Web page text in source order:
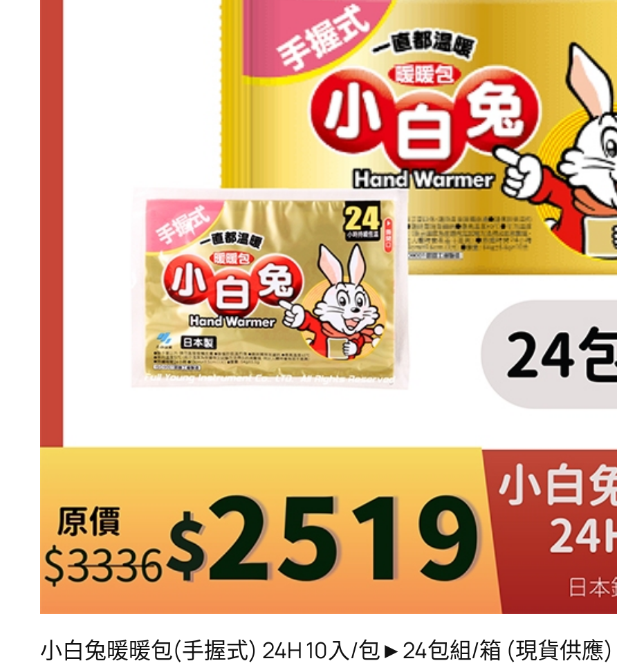
小白兔暖暖包(手握式) 24H 10入/包►24包組/箱 (現貨供應)